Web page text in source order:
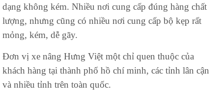
dạng không kém. Nhiều nơi cung cấp đúng hàng chất
lượng, nhưng cũng có nhiều nơi cung cấp bộ kẹp rất
mỏng, kém, dễ gãy.
Đơn vị xe nâng Hưng Việt một chỉ quen thuộc của
khách hàng tại thành phố hồ chí minh, các tỉnh lân cận
và nhiều tỉnh trên toàn quốc.